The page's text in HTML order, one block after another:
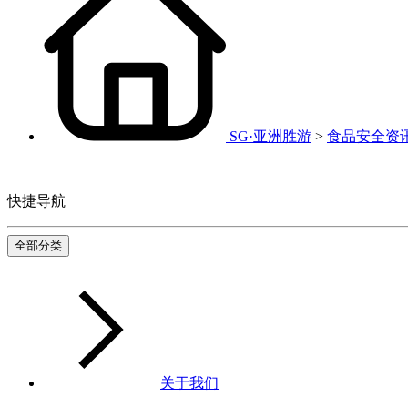
SG·亚洲胜游 > 食品安全资
快捷导航
全部分类
关于我们